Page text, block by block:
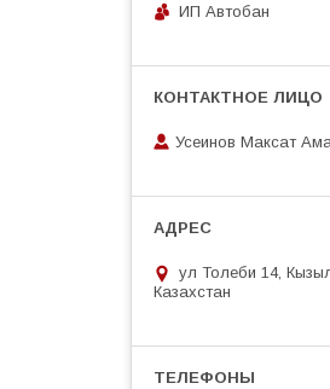
ИП Автобан
Усеинов Максат
ул Толеби 14,
Казахстан